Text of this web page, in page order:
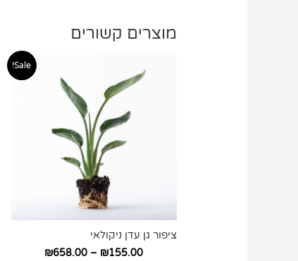
מוצרים קשורים
Sale!
ציפור גן עדן ניקולאי
₪155.00
–
₪658.00
טווח
מחירים:
יש
מספר
סוגים.
ניתן
לבחור
את
האפשרויות
בעמוד
המוצר